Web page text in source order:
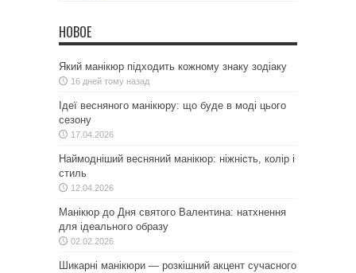
НОВОЕ
Який манікюр підходить кожному знаку зодіаку
16 дней тому назад
Ідеї весняного манікюру: що буде в моді цього
сезону
17.04.2026
Наймодніший весняний манікюр: ніжність, колір і
стиль
12.04.2026
Манікюр до Дня святого Валентина: натхнення
для ідеального образу
02.02.2026
Шикарні манікюри — розкішний акцент сучасного